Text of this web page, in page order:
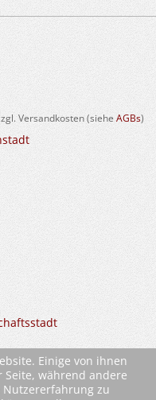
Versandkosten (siehe AGBs)
Einige von ihnen
während andere
zu